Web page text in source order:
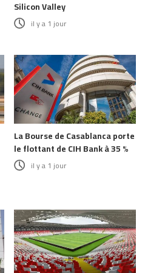
Silicon Valley
il y a 1 jour
La Bourse de Casablanca porte
le flottant de CIH Bank à 35 %
il y a 1 jour